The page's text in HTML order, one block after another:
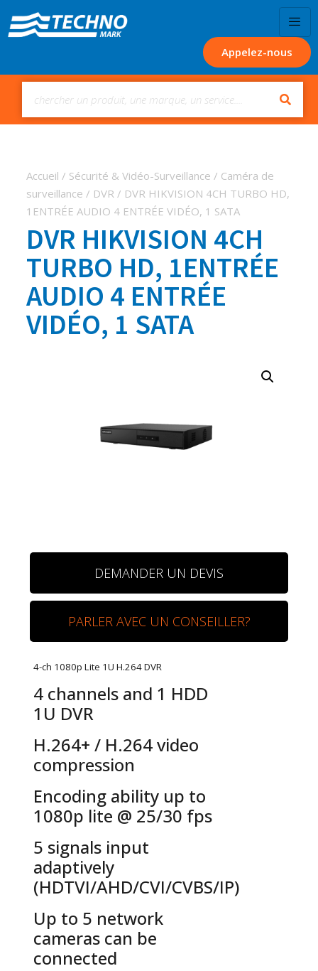
Appelez-nous
Accueil / Sécurité & Vidéo-Surveillance / Caméra de
surveillance / DVR / DVR HIKVISION 4CH TURBO HD,
1ENTRÉE AUDIO 4 ENTRÉE VIDÉO, 1 SATA
DVR HIKVISION 4CH
TURBO HD, 1ENTRÉE
AUDIO 4 ENTRÉE
VIDÉO, 1 SATA
DEMANDER UN DEVIS
PARLER AVEC UN CONSEILLER?
4-ch 1080p Lite 1U H.264 DVR
4 channels and 1 HDD
1U DVR
H.264+ / H.264 video
compression
Encoding ability up to
1080p lite @ 25/30 fps
5 signals input
adaptively
(HDTVI/AHD/CVI/CVBS/IP)
Up to 5 network
cameras can be
connected